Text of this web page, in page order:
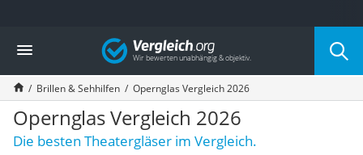
Die beliebtesten Vergleiche nach Kategorie
Drogerie
Inhalator
Haarschneider
Rollator
Braun Rasierer
Katzenklappe (Chip)
Vergleich
Brillen & Sehhilfen Opernglas Vergleich 2026
Opernglas Vergleich 2026
Die besten Theatergläser im Vergleich.